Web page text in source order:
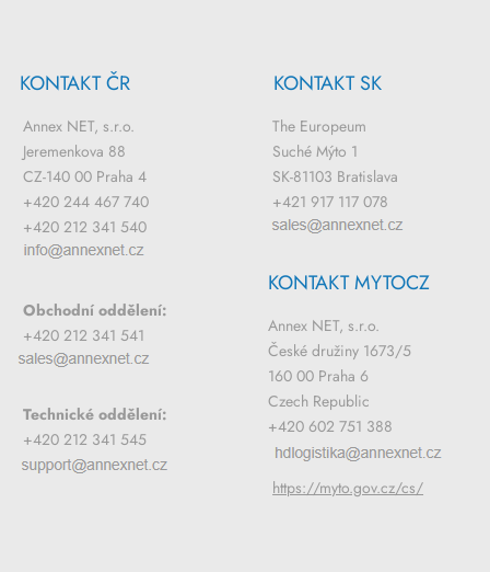
KONTAKT ČR
Annex NET, s.r.o.
Jeremenkova 88
CZ-140 00 Praha 4
+420 244 467 740
+420 212 341 540
Obchodní oddělení:
+420 212 341 541
Technické oddělení:
+420 212 341 545
KONTAKT SK
The Europeum
Suché Mýto 1
SK-81103 Bratislava
+421 917 117 078
KONTAKT MYTOCZ
Annex NET, s.r.o.
České družiny 1673/5
160 00 Praha 6
Czech Republic
+420 602 751 388
https://myto.gov.cz/cs/